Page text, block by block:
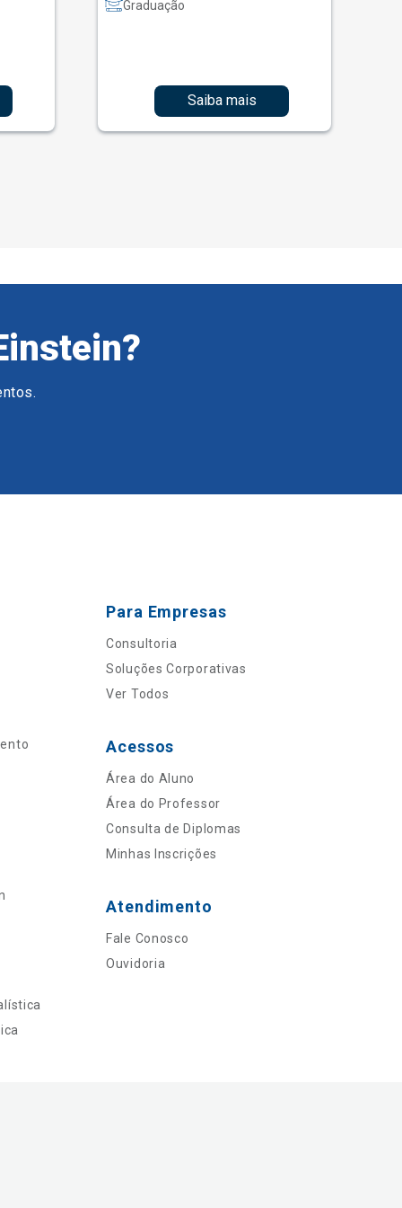
Graduação
Saiba mais
Para Empresas
Consultoria
Soluções Corporativas
Ver Todos
Acessos
Área do Aluno
Área do Professor
Consulta de Diplomas
Minhas Inscrições
Atendimento
Fale Conosco
Ouvidoria